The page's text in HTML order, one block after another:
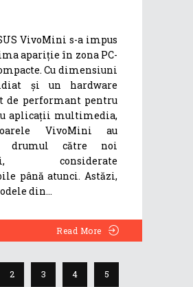
VivoMini s-a impus
apariție în zona PC-
Cu dimensiuni
și un hardware
de performant pentru
aplicații multimedia,
VivoMini au
drumul către noi
considerate
până atunci. Astăzi,
din
Read More
2 3 4 5